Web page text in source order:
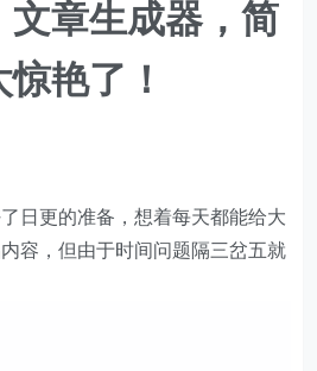
文章生成器，简
艳了！
日更的准备，想着每天都能给大
容，但由于时间问题隔三岔五就